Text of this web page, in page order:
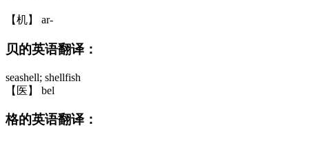
【机】 ar-
贝的英语翻译：
seashell; shellfish
【医】 bel
格的英语翻译：